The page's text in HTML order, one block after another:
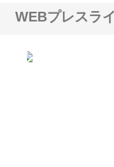
WEBプレスラ